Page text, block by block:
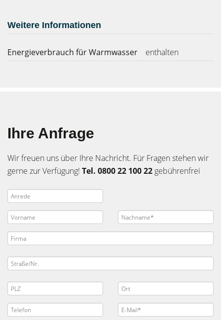
Weitere Informationen
Energieverbrauch für Warmwasser enthalten
Ihre Anfrage
Wir freuen uns über Ihre Nachricht. Für Fragen stehen wir
gerne zur Verfügung! Tel. 0800 22 100 22 gebührenfrei